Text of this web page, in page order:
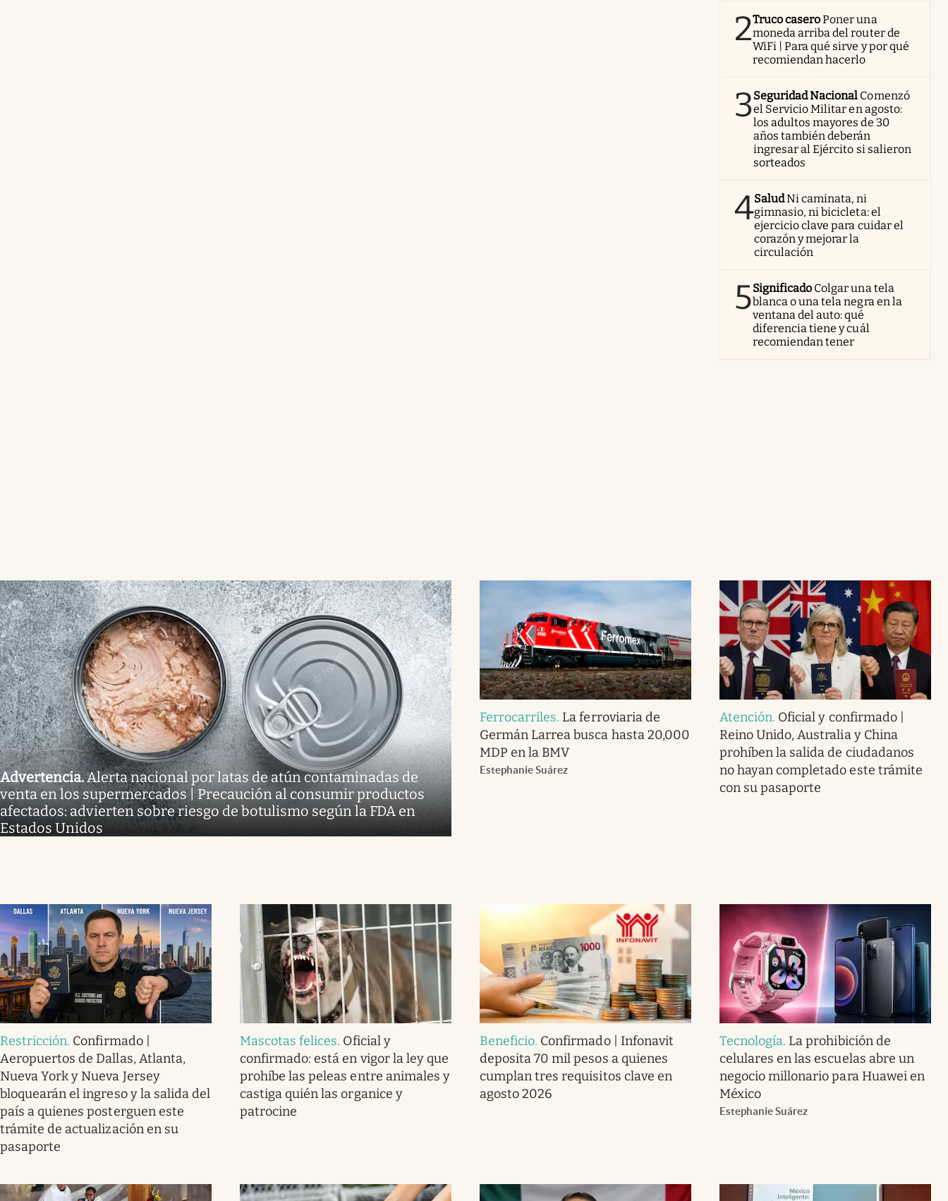
2Truco caseroPoner una
moneda arriba del router de
WiFi | Para qué sirve y por qué
recomiendan hacerlo
3Seguridad Nacional Comenzó
el Servicio Militar en agosto:
los adultos mayores de 30
años también deberán
ingresar al Ejército si salieron
sorteados
4SaludNi caminata, ni
gimnasio, ni bicicleta: el
ejercicio clave para cuidar el
corazón y mejorar la
circulación
5Significado Colgar una tela
blanca o una tela negra en la
ventana del auto: qué
diferencia tiene y cuál
recomiendan tener
Advertencia.Alerta nacional por latas de atún contaminadas de
venta en los supermercados | Precaución al consumir productos
afectados: advierten sobre riesgo de botulismo según la FDA en
Estados Unidos
Ferrocarriles. La ferroviaria de
Germán Larrea busca hasta 20,000
MDP en la BMV
Estephanie Suárez
Atención. Oficial y confirmado |
Reino Unido, Australia y China
prohíben la salida de ciudadanos
no hayan completado este trámite
con su pasaporte
Restricción. Confirmado |
Aeropuertos de Dallas, Atlanta,
Nueva York y Nueva Jersey
bloquearán el ingreso y la salida del
país a quienes posterguen este
trámite de actualización en su
pasaporte
Mascotas felices. Oficial y
confirmado: está en vigor la ley que
prohíbe las peleas entre animales y
castiga quién las organice y
patrocine
Beneficio. Confirmado | Infonavit
deposita 70 mil pesos a quienes
cumplan tres requisitos clave en
agosto 2026
Tecnología. La prohibición de
celulares en las escuelas abre un
negocio millonario para Huawei en
México
Estephanie Suárez